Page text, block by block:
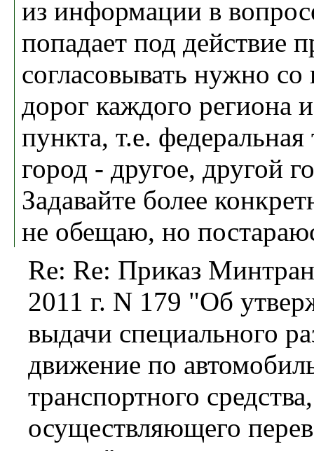
из информации в
попадает под действие
согласовывать нужно со
дорог каждого региона
пункта, т.е.
город - другое, другой
Задавайте более
не обещаю, но
Re: Re: Приказ
2011 г. N 179 "Об
выдачи специального
движение по
транспортного средства,
осуществляющего